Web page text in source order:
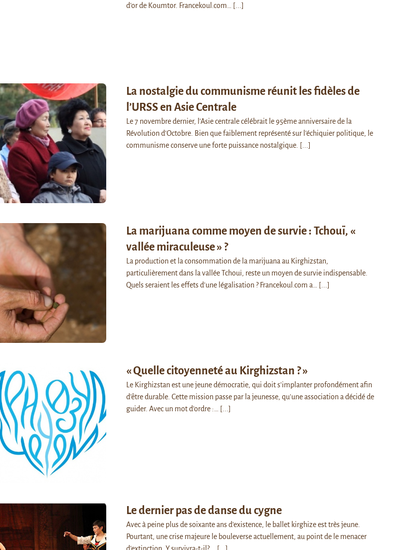
d'or de Koumtor. Francekoul.com…
[...]
La nostalgie du communisme réunit les fidèles de
l’URSS en Asie Centrale
Le 7 novembre dernier, l'Asie centrale célébrait le 95ème anniversaire de la
Révolution d'Octobre. Bien que faiblement représenté sur l'échiquier politique, le
communisme conserve une forte puissance nostalgique. [...]
La marijuana comme moyen de survie : Tchouï, «
vallée miraculeuse » ?
La production et la consommation de la marijuana au Kirghizstan,
particulièrement dans la vallée Tchouï, reste un moyen de survie indispensable.
Quels seraient les effets d'une légalisation ? Francekoul.com a…
[...]
« Quelle citoyenneté au Kirghizstan ? »
Le Kirghizstan est une jeune démocratie, qui doit s'implanter profondément afin
d'être durable. Cette mission passe par la jeunesse, qu'une association a décidé de
guider. Avec un mot d'ordre :…
[...]
Le dernier pas de danse du cygne
Avec à peine plus de soixante ans d'existence, le ballet kirghize est très jeune.
Pourtant, une crise majeure le bouleverse actuellement, au point de le menacer